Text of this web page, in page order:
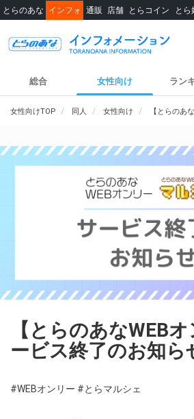
とらのあな インフォ 通販 店舗 とらコイン とら
総合 女性向け ラン
女性向けTOP 同人 女性向け 【とらのあ
【とらのあなWEB
ービス終了のお知ら
#WEBオンリー #とらマルシェ